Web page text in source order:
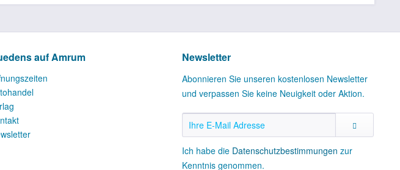
auf Amrum Newsletter
Abonnieren Sie unseren kostenlosen Newsletter
und verpassen Sie keine Neuigkeit oder Aktion.
Ich habe die Datenschutzbestimmungen zur
Kenntnis genommen.